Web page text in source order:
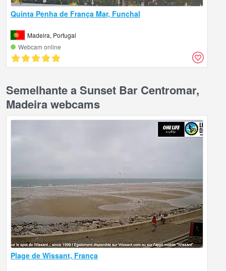
Quinta Penha de França Mar, Funchal
Madeira, Portugal
Webcam online
Semelhante a Sunset Bar Centromar,
Madeira webcams
Plage de Wissant, França